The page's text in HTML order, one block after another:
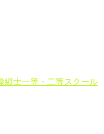
縦士一等・二等スクール